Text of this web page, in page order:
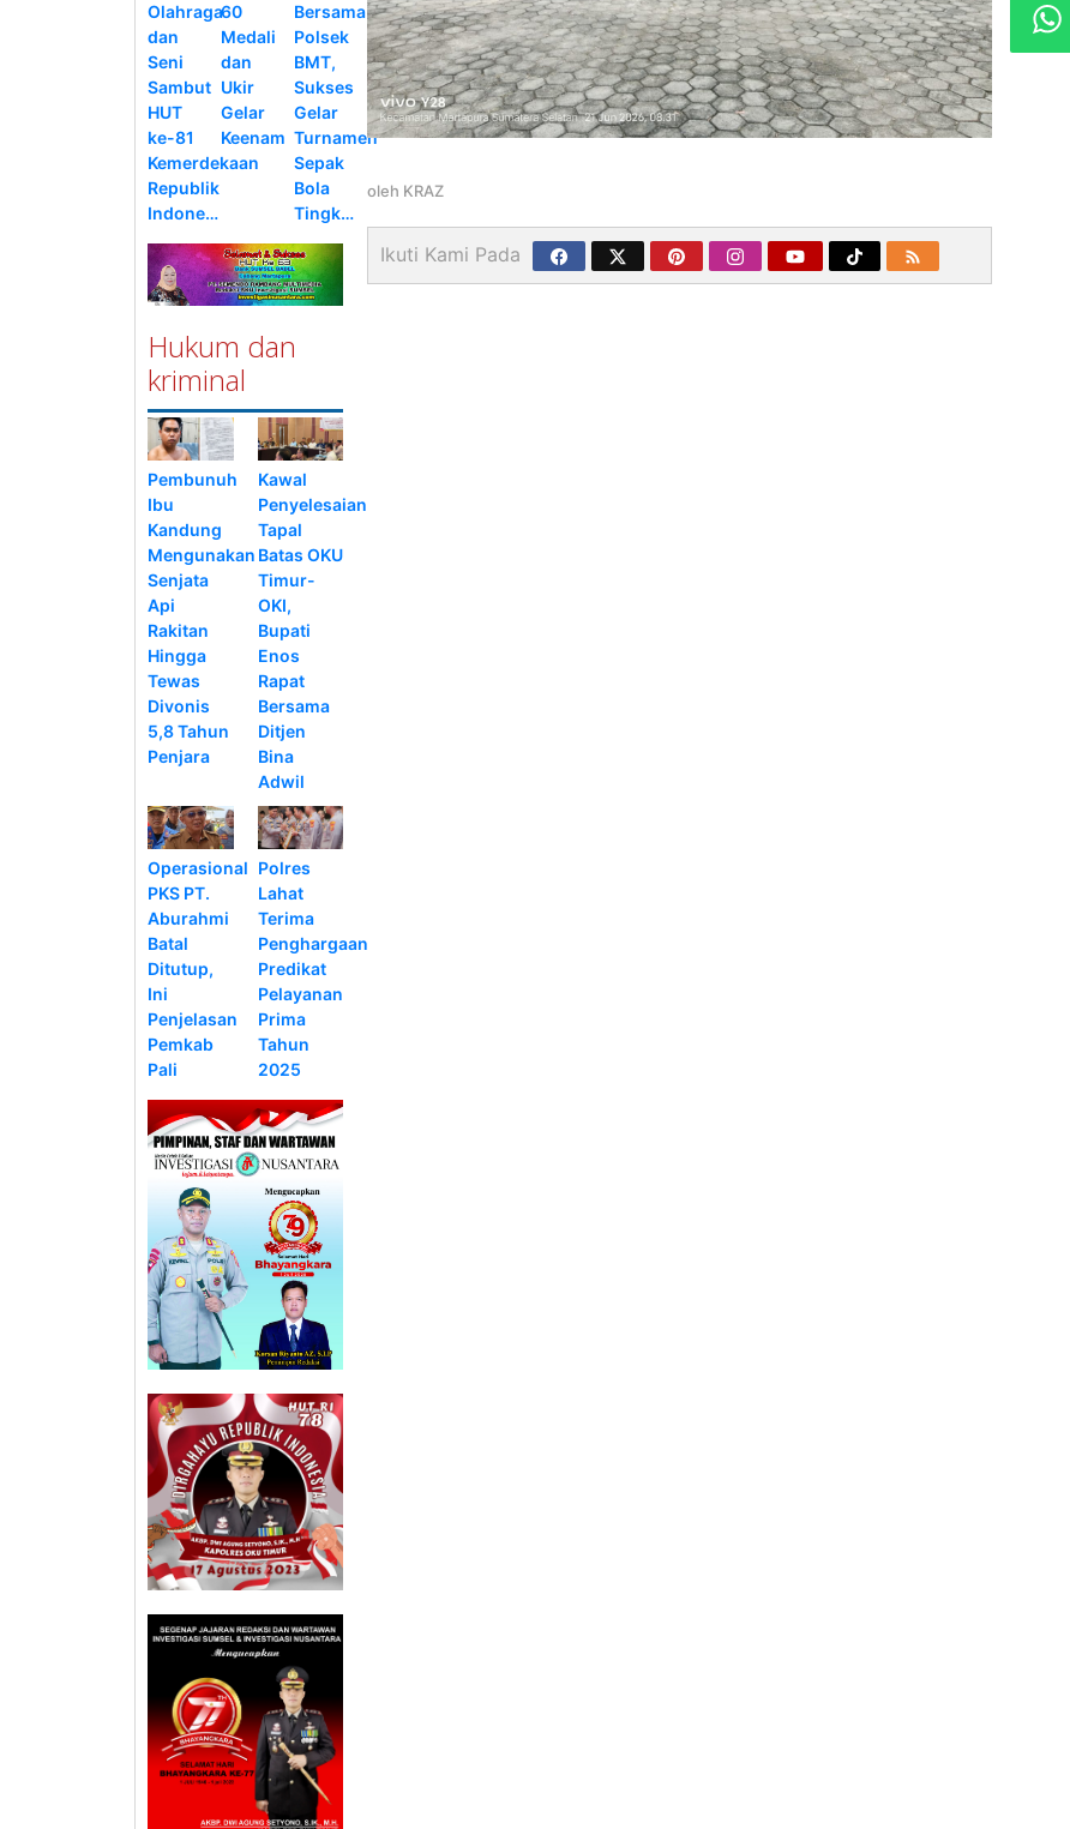
Olahraga
dan
Seni
Sambut
HUT
ke-81
Kemerdekaan
Republik
Indone…
60
Medali
dan
Ukir
Gelar
Keenam
Bersama
Polsek
BMT,
Sukses
Gelar
Turnamen
Sepak
Bola
Tingk…
Hukum dan
kriminal
Pembunuh
Ibu
Kandung
Mengunakan
Senjata
Api
Rakitan
Hingga
Tewas
Divonis
5,8 Tahun
Penjara
Kawal
Penyelesaian
Tapal
Batas OKU
Timur-
OKI,
Bupati
Enos
Rapat
Bersama
Ditjen
Bina
Adwil
Operasional
PKS PT.
Aburahmi
Batal
Ditutup,
Ini
Penjelasan
Pemkab
Pali
Polres
Lahat
Terima
Penghargaan
Predikat
Pelayanan
Prima
Tahun
2025
oleh KRAZ
Ikuti Kami Pada